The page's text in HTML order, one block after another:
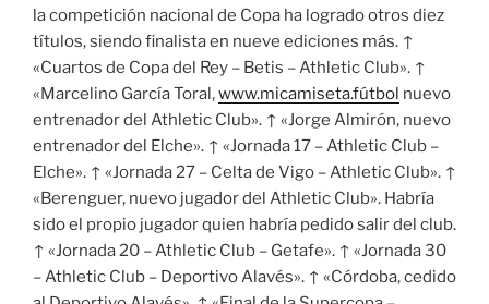
la competición nacional de Copa ha logrado otros diez
títulos, siendo finalista en nueve ediciones más. ↑
«Cuartos de Copa del Rey – Betis – Athletic Club». ↑
«Marcelino García Toral,www.micamiseta.fútbol nuevo
entrenador del Athletic Club». ↑ «Jorge Almirón, nuevo
entrenador del Elche». ↑ «Jornada 17 – Athletic Club –
Elche». ↑ «Jornada 27 – Celta de Vigo – Athletic Club». ↑
«Berenguer, nuevo jugador del Athletic Club». Habría
sido el propio jugador quien habría pedido salir del club.
↑ «Jornada 20 – Athletic Club – Getafe». ↑ «Jornada 30
– Athletic Club – Deportivo Alavés». ↑ «Córdoba, cedido